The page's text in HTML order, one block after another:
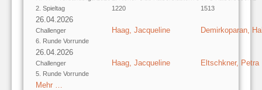
2. Spieltag
1220
1513
26.04.2026
Challenger
6. Runde Vorrunde
Haag, Jacqueline Demirkoparan,
26.04.2026
Challenger
5. Runde Vorrunde
Haag, Jacqueline Eltschkner, Petra
Mehr …